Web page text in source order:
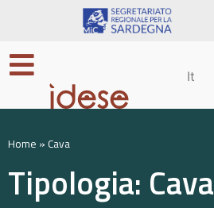
It
Home » Cava
Tipologia: Cava